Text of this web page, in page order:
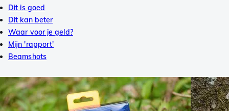
Dit is goed
Dit kan beter
Waar voor je geld?
Mijn 'rapport'
Beamshots